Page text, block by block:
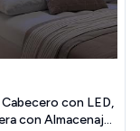
Cabecero con LED,
con Almacenaje,